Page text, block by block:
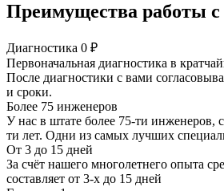
Преимущества работы
Диагностика 0 ₽
Первоначальная диагностика в
После диагностики с вами
и сроки.
Более 75 инженеров
У нас в штате более 75-ти инженеров,
ти лет. Одни из самых лучших
От 3 до 15 дней
За счёт нашего многолетнего опыта
составляет от 3-х до 15 дней